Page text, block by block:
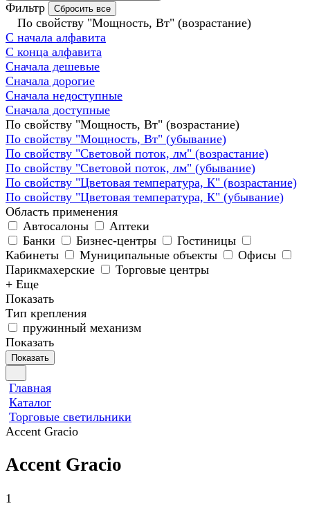
Фильтр Сбросить все
По свойству "Мощность, Вт" (возрастание)
С начала алфавита
С конца алфавита
Сначала дешевые
Сначала дорогие
Сначала недоступные
Сначала доступные
По свойству "Мощность, Вт" (возрастание)
По свойству "Мощность, Вт" (убывание)
По свойству "Световой поток, лм" (возрастание)
По свойству "Световой поток, лм" (убывание)
По свойству "Цветовая температура, К" (возрастание)
По свойству "Цветовая температура, К" (убывание)
Область применения
Автосалоны
Аптеки
Банки
Бизнес-центры
Гостиницы
Кабинеты
Муниципальные объекты
Офисы
Парикмахерские
Торговые центры
+ Еще
Показать
Тип крепления
пружинный механизм
Показать
Показать
Главная
Каталог
Торговые светильники
Accent Gracio
Accent Gracio
1